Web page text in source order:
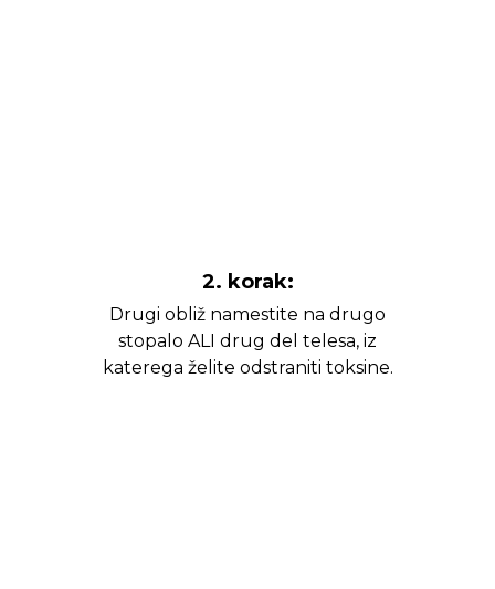
2. korak:
Drugi obliž namestite na drugo
stopalo ALI drug del telesa, iz
katerega želite odstraniti toksine.